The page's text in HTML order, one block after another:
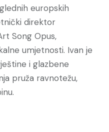
europskih
direktor
Song Opus,
umjetnosti. Ivan je
i glazbene
pruža ravnotežu,